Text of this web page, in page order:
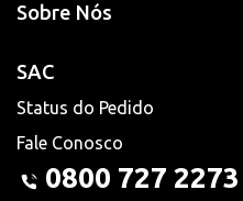
Sobre Nós
SAC
Status do Pedido
Fale Conosco
0800 727 2273